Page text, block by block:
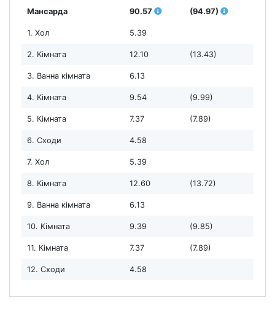
Мансарда 90.57 (94.97)
1. Хол 5.39
2. Кімната 12.10 (13.43)
3. Ванна кімната 6.13
4. Кімната 9.54 (9.99)
5. Кімната 7.37 (7.89)
6. Сходи 4.58
7. Хол 5.39
8. Кімната 12.60 (13.72)
9. Ванна кімната 6.13
10. Кімната 9.39 (9.85)
11. Кімната 7.37 (7.89)
12. Сходи 4.58